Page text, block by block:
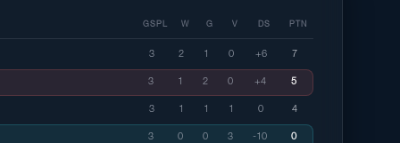
GSPL W G V DS PTN
3 2 1 0 +6 7
3 1 2 0 +4 5
3 1 1 1 0 4
3 0 0 3 -10 0